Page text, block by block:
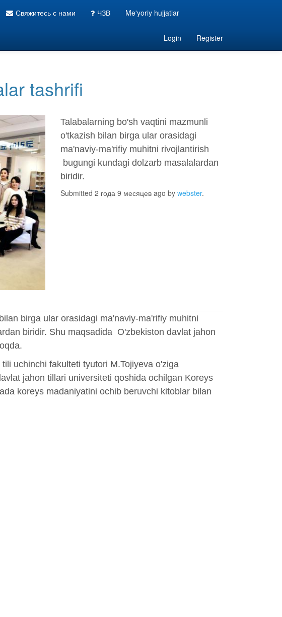
Свяжитесь с нами ЧЗВ Me'yoriy hujjatlar
Login Register
tashrifi
Talabalarning bo'sh vaqtini mazmunli
o'tkazish bilan birga ular orasidagi
ma'naviy-ma'rifiy muhitni rivojlantirish
bugungi kundagi dolzarb masalalardan
biridir.
Submitted 2 года 9 месяцев ago by webster.
birga ular orasidagi ma'naviy-ma'rifiy muhitni
biridir. Shu maqsadida O'zbekiston davlat jahon
uchinchi fakulteti tyutori М.Tojiyeva o'ziga
jahon tillari universiteti qoshida ochilgan Koreys
koreys madaniyatini ochib beruvchi kitoblar bilan